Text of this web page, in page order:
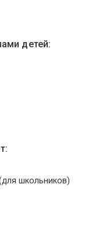
детей:
школьников)